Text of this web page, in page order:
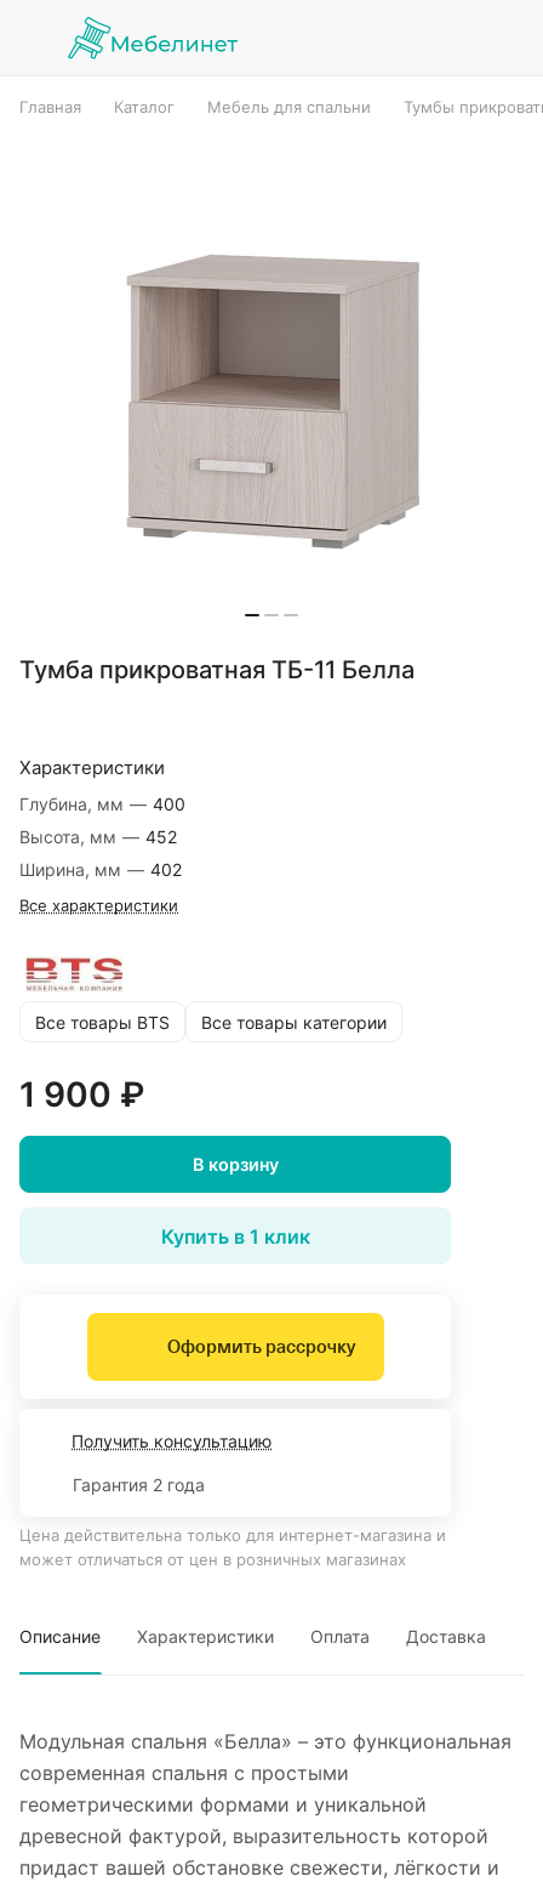
Главная Каталог Мебель для спальни Тумбы
Тумба прикроватная ТБ-11 Белла
Характеристики
Глубина, мм — 400
Высота, мм — 452
Ширина, мм — 402
Все характеристики
Все товары BTS Все товары категории
1 900 ₽
В корзину
Купить в 1 клик
Оформить рассрочку
Получить консультацию
Гарантия 2 года
Цена действительна только для интернет-магазина и
может отличаться от цен в розничных магазинах
Описание Характеристики Оплата Доставка
Модульная спальня «Белла» – это функциональная
современная спальня с простыми
геометрическими формами и уникальной
древесной фактурой, выразительность которой
придаст вашей обстановке свежести, лёгкости и